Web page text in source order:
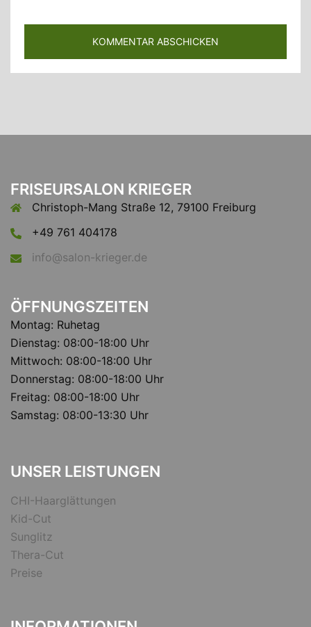
FRISEURSALON KRIEGER
Christoph-Mang Straße 12, 79100 Freiburg
+49 761 404178
info@salon-krieger.de
ÖFFNUNGSZEITEN
Montag: Ruhetag
Dienstag: 08:00-18:00 Uhr
Mittwoch: 08:00-18:00 Uhr
Donnerstag: 08:00-18:00 Uhr
Freitag: 08:00-18:00 Uhr
Samstag: 08:00-13:30 Uhr
UNSER LEISTUNGEN
CHI-Haarglättungen
Kid-Cut
Sunglitz
Thera-Cut
Preise